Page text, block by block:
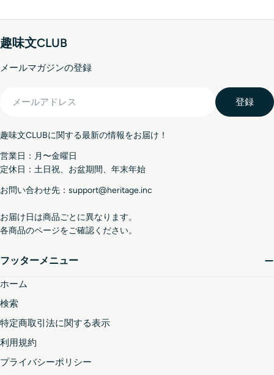
趣味文CLUB
メールマガジンの登録
ア
ド
レ
登録
趣味文CLUBに関する最新の情報をお届け！
営業日：月〜金曜日
定休日：土日祝、お盆期間、年末年始
お問い合わせ先：support@heritage.inc
お届け日は商品ごとに異なります。
各商品のページをご確認ください。
フッターメニュー
ホーム
検索
特定商取引法に関する表示
利用規約
プライバシーポリシー